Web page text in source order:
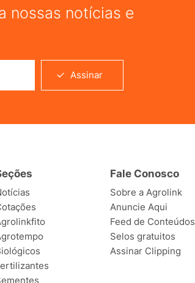
nossas notícias e
Assinar
Fale Conosco
Sobre a Agrolink
Anuncie Aqui
Feed de Conteúdos
Selos gratuitos
Assinar Clipping